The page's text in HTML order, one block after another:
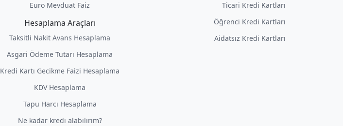
Euro Mevduat Faiz
Hesaplama Araçları
Taksitli Nakit Avans Hesaplama
Asgari Ödeme Tutarı Hesaplama
Kredi Kartı Gecikme Faizi Hesaplama
KDV Hesaplama
Tapu Harcı Hesaplama
Ne kadar kredi alabilirim?
Ticari Kredi Kartları
Öğrenci Kredi Kartları
Aidatsız Kredi Kartları